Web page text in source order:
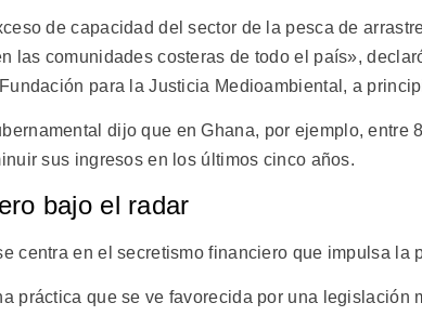
de capacidad del sector de la pesca de
las comunidades costeras de todo el país»,
para la Justicia Medioambiental, a
dijo que en Ghana, por ejemplo, entre
sus ingresos en los últimos cinco años.
bajo el radar
centra en el secretismo financiero que impulsa la
práctica que se ve favorecida por una legislación